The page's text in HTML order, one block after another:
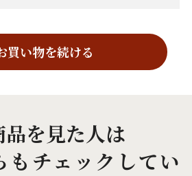
買い物を続ける
品を見た人は
もチェックしてい